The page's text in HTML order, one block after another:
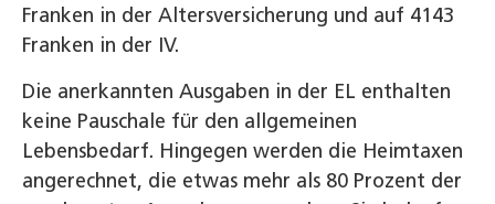
Franken in der Altersversicherung und auf 4143
Franken in der IV.
Die anerkannten Ausgaben in der EL enthalten
keine Pauschale für den allgemeinen
Lebensbedarf. Hingegen werden die Heimtaxen
angerechnet, die etwas mehr als 80 Prozent der